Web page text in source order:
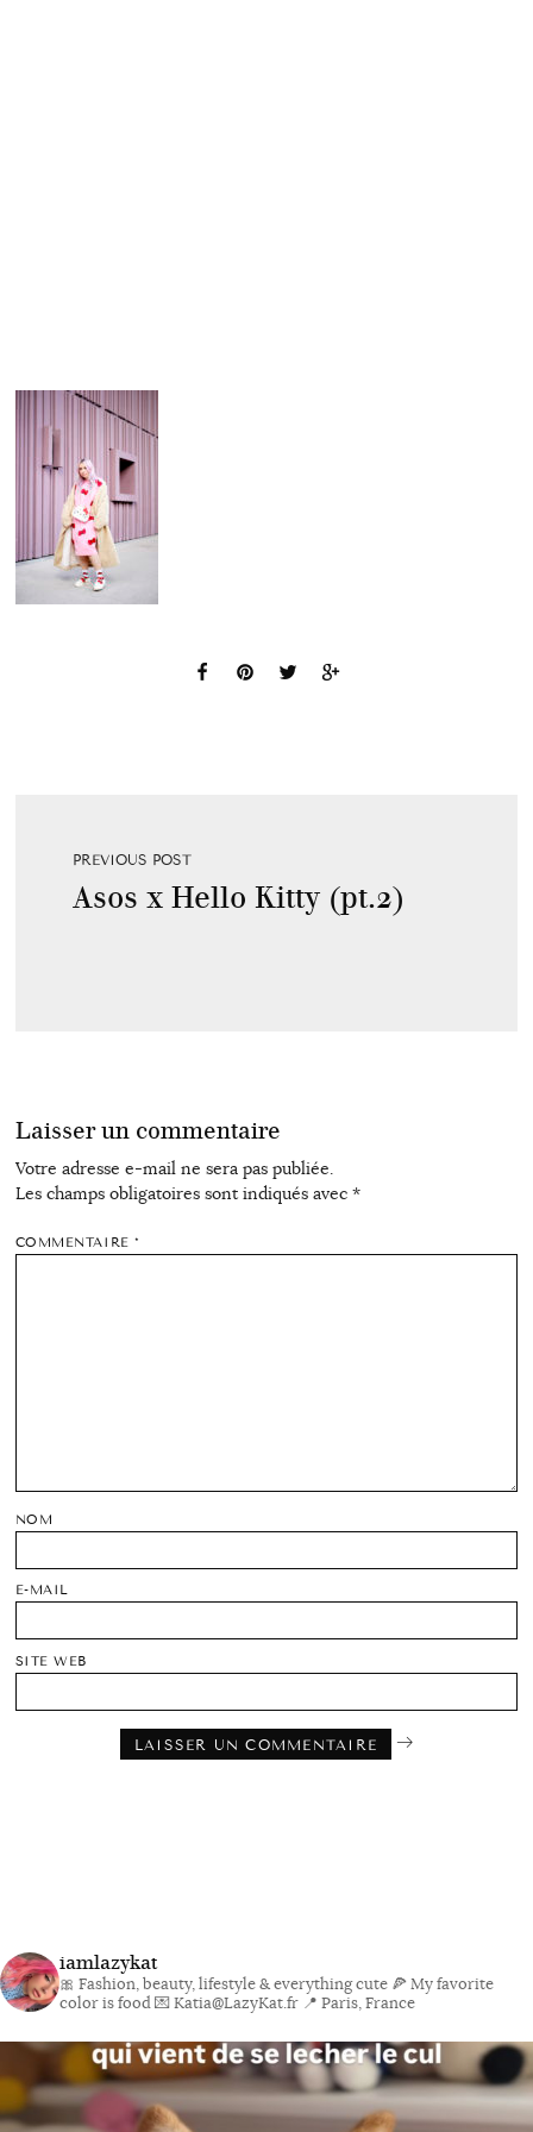
PREVIOUS POST
Asos x Hello Kitty (pt.2)
Laisser un commentaire
Votre adresse e-mail ne sera pas publiée.
Les champs obligatoires sont indiqués avec *
COMMENTAIRE*
NOM
E-MAIL
SITE WEB
iamlazykat
🎀 Fashion, beauty, lifestyle & everything cute 🍕 My favorite
color is food💌 Katia@LazyKat.fr 📍 Paris, France